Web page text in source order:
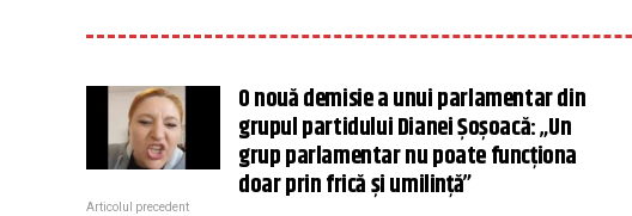
O nouă demisie a unui parlamentar din
grupul partidului Dianei Șoșoacă: „Un
grup parlamentar nu poate funcționa
doar prin frică și umilință”
Articolul precedent